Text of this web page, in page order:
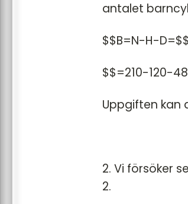
antalet
$$B=N-H-D=$$
$$=210-120-
Uppgiften kan
2. Vi försöker
2.